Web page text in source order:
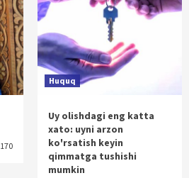
170
Huquq
Uy olishdagi eng katta
xato: uyni arzon
ko'rsatish keyin
qimmatga tushishi
mumkin